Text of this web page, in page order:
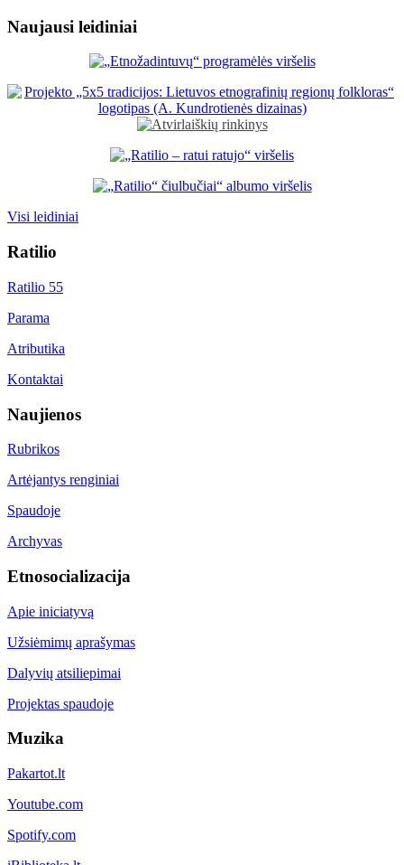
Naujausi leidiniai
Visi leidiniai
Ratilio
Ratilio 55
Parama
Atributika
Kontaktai
Naujienos
Rubrikos
Artėjantys renginiai
Spaudoje
Archyvas
Etnosocializacija
Apie iniciatyvą
Užsiėmimų aprašymas
Dalyvių atsiliepimai
Projektas spaudoje
Muzika
Pakartot.lt
Youtube.com
Spotify.com